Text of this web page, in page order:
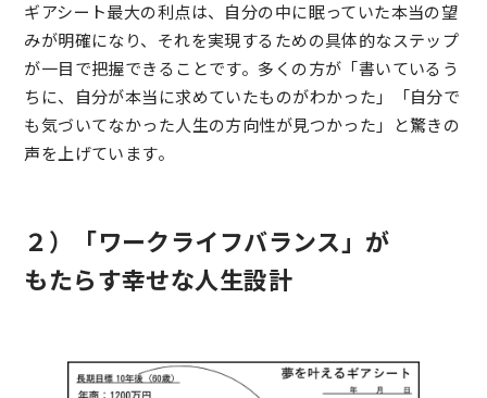
ギアシート最大の利点は、自分の中に眠っていた本当の望
みが明確になり、それを実現するための具体的なステップ
が一目で把握できることです。多くの方が「書いているう
ちに、自分が本当に求めていたものがわかった」「自分で
も気づいてなかった人生の方向性が見つかった」と驚きの
声を上げています。
２）「ワークライフバランス」が
もたらす幸せな人生設計